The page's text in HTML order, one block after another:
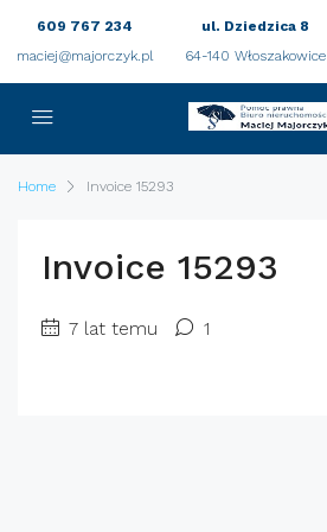
609 767 234
maciej@majorczyk.pl
ul. Dziedzica 8
64-140 Włoszakowice
Home Invoice 15293
Invoice 15293
7 lat temu 1